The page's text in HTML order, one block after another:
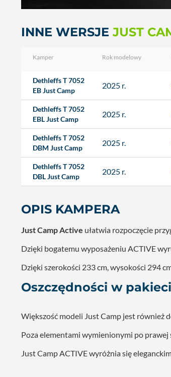
INNE WERSJEJUST
Kamper Rok modelowy
Dethleffs T 7052
EB Just Camp
2025 r.
Dethleffs T 7052
EBL Just Camp
2025 r.
Dethleffs T 7052
DBM Just Camp
2025 r.
Dethleffs T 7052
DBL Just Camp
2025 r.
OPIS KAMPERA
Just Camp Active ułatwia rozpoczęcie
Dzięki bogatemu wyposażeniu ACTIVE
Dzięki szerokości 233 cm, wysokości 294
Oszczędności w
Większość modeli Just Camp jest również
Poza elementami wymienionymi po
Just Camp ACTIVE wyróżnia się